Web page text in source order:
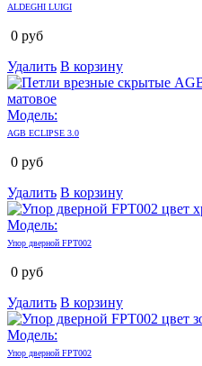
ALDEGHI LUIGI
0 руб
Удалить В корзину
Модель:
AGB ECLIPSE 3.0
0 руб
Удалить В корзину
Модель:
Упор дверной FPT002
0 руб
Удалить В корзину
Модель:
Упор дверной FPT002